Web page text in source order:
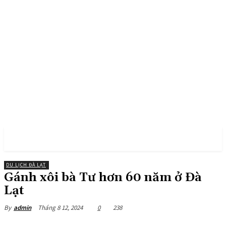
DU LỊCH ĐÀ LẠT
Gánh xôi bà Tư hơn 60 năm ở Đà
Lạt
By admin Tháng 8 12, 2024 0 238